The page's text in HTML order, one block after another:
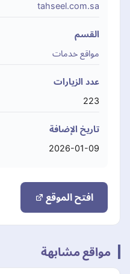
tahseel.com.sa
القسم
مواقع خدمات
عدد الزيارات
223
تاريخ الإضافة
2026-01-09
افتح الموقع
مواقع مشابهة